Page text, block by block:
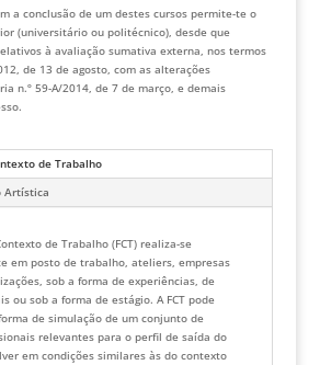
a conclusão de um destes cursos permite-te o
(universitário ou politécnico), desde que
à avaliação sumativa externa, nos termos
de 13 de agosto, com as alterações
n.º 59-A/2014, de 7 de março, e demais
de Trabalho
Artística
de Trabalho (FCT) realiza-se
em posto de trabalho, ateliers, empresas
sob a forma de experiências, de
ou sob a forma de estágio. A FCT pode
de simulação de um conjunto de
relevantes para o perfil de saída do
em condições similares às do contexto